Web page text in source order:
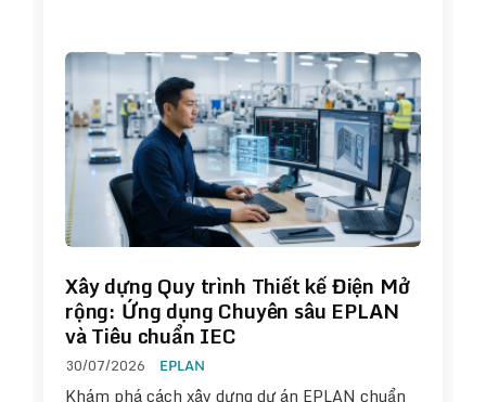
Xây dựng Quy trình Thiết kế Điện Mở
rộng: Ứng dụng Chuyên sâu EPLAN
và Tiêu chuẩn IEC
30/07/2026 EPLAN
Khám phá cách xây dựng dự án EPLAN chuẩn